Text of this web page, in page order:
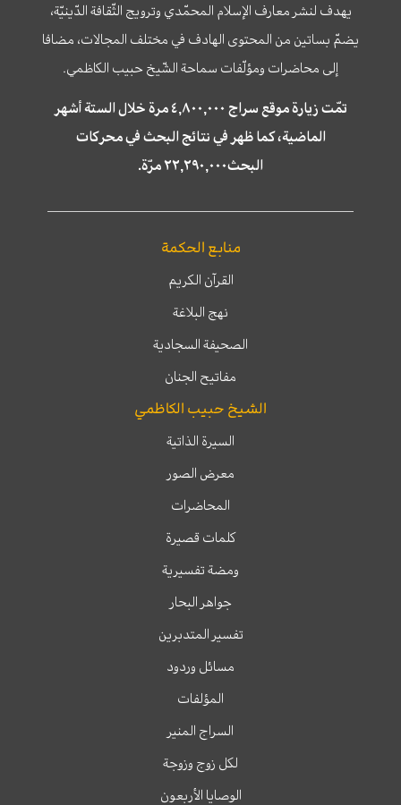
يهدف لنشر معارف الإسلام المحمّدي وترويج الثّقافة الدّينيّة،
يضمّ بساتين من المحتوى الهادف في مختلف المجالات، مضافا
إلى محاضرات ومؤلّفات سماحة الشّيخ حبيب الكاظمي.
تمّت زيارة موقع سراج ٤,٨٠٠,٠٠٠ مرة خلال الستة أشهر
الماضية، كما ظهر في نتائج البحث في محركات
البحث٢٢,٢٩٠,٠٠٠ مرّة.
منابع الحكمة
القرآن الكريم
نهج البلاغة
الصحيفة السجادية
مفاتيح الجنان
الشيخ حبيب الكاظمي
السيرة الذاتية
معرض الصور
المحاضرات
كلمات قصيرة
ومضة تفسيرية
جواهر البحار
تفسير المتدبرين
مسائل وردود
المؤلفات
السراج المنير
لكل زوج وزوجة
الوصايا الأربعون